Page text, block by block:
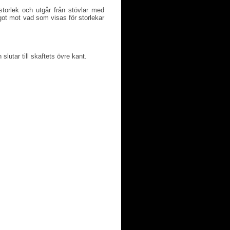
och utgår från stövlar med
mot vad som visas för storlekar
slutar till skaftets övre kant.